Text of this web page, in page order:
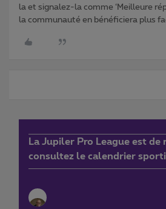
la et signalez-la comme ‘Meilleure
la communauté en bénéficiera plus
La Jupiler Pro League est de
consultez le calendrier